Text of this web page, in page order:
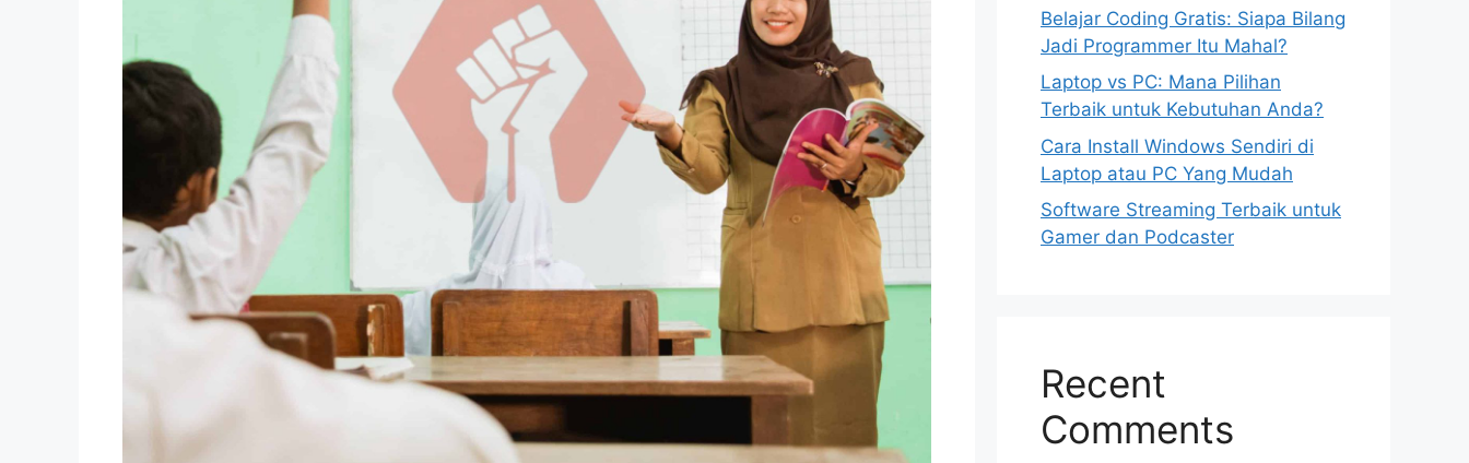
Belajar Coding Gratis: Siapa Bilang
Jadi Programmer Itu Mahal?
Laptop vs PC: Mana Pilihan
Terbaik untuk Kebutuhan Anda?
Cara Install Windows Sendiri di
Laptop atau PC Yang Mudah
Software Streaming Terbaik untuk
Gamer dan Podcaster
Recent
Comments